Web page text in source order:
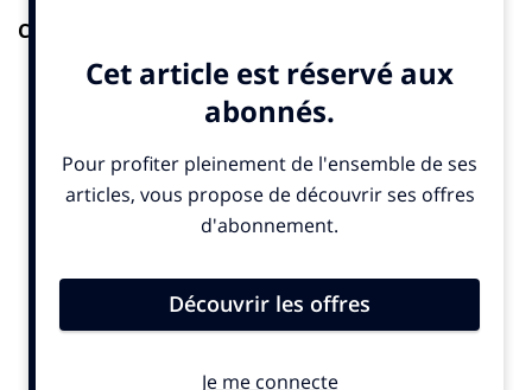
CLIQUER SUR PLAY POUR ECOUTER LA VERSION
AUDIO :